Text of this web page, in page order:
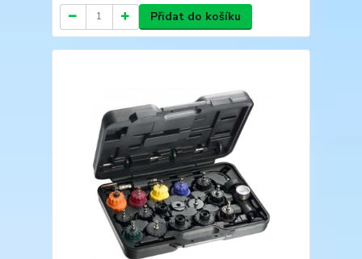
Přidat do košíku